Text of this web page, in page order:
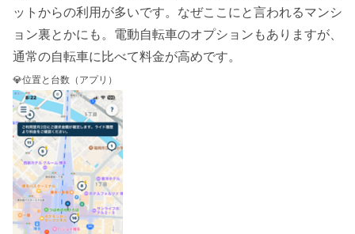
ットからの利用が多いです。なぜここにと言われるマンシ
ョン裏とかにも。電動自転車のオプションもありますが、
通常の自転車に比べて料金が高めです。
💎位置と台数（アプリ）